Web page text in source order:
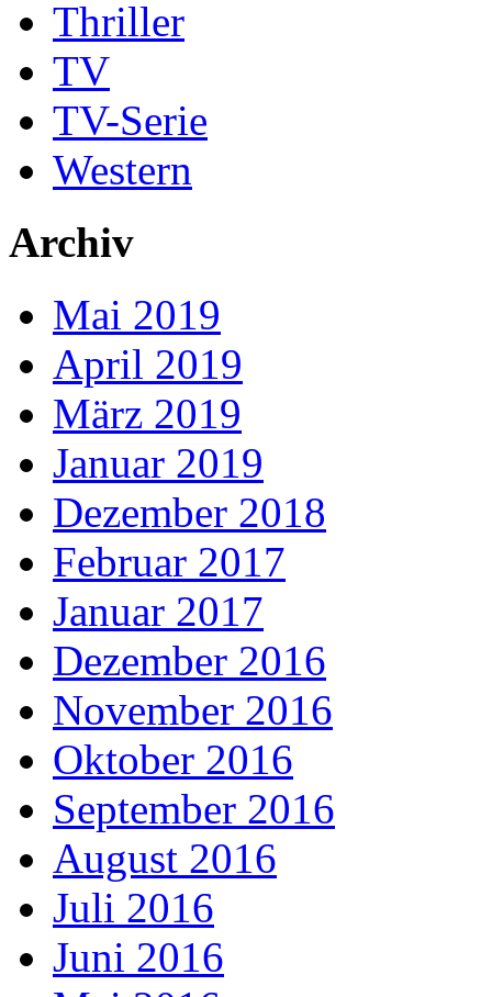
Thriller
TV
TV-Serie
Western
Archiv
Mai 2019
April 2019
März 2019
Januar 2019
Dezember 2018
Februar 2017
Januar 2017
Dezember 2016
November 2016
Oktober 2016
September 2016
August 2016
Juli 2016
Juni 2016